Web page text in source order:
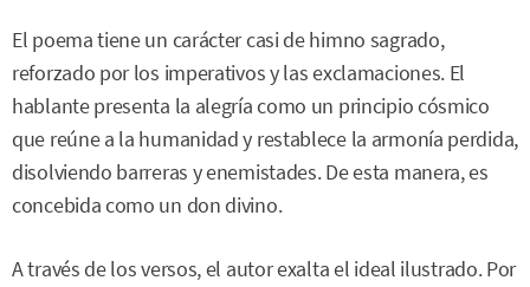
El poema tiene un carácter casi de himno sagrado,
reforzado por los imperativos y las exclamaciones. El
hablante presenta la alegría como un principio cósmico
que reúne a la humanidad y restablece la armonía perdida,
disolviendo barreras y enemistades. De esta manera, es
concebida como un don divino.
A través de los versos, el autor exalta el ideal ilustrado. Por